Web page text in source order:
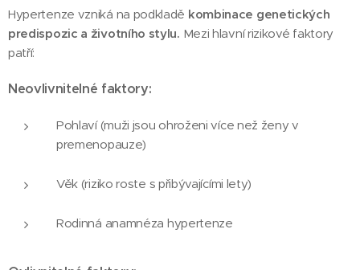
Hypertenze vzniká na podkladě kombinace genetických
predispozic a životního stylu. Mezi hlavní rizikové faktory
patří:
Neovlivnitelné faktory:
Pohlaví (muži jsou ohroženi více než ženy v
premenopauze)
Věk (riziko roste s přibývajícími lety)
Rodinná anamnéza hypertenze